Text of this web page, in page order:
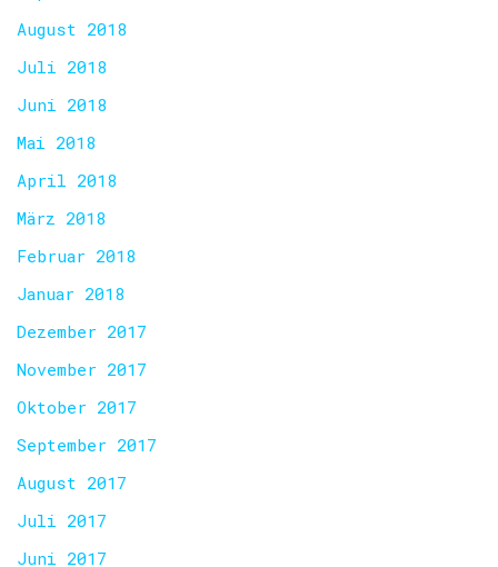
August 2018
Juli 2018
Juni 2018
Mai 2018
April 2018
März 2018
Februar 2018
Januar 2018
Dezember 2017
November 2017
Oktober 2017
September 2017
August 2017
Juli 2017
Juni 2017